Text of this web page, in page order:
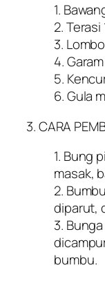
1.
2. Terasi
3.
4.
5.
6. Gula
3. CARA
1. Bung
masak,
2.
diparut,
3.
bumbu.